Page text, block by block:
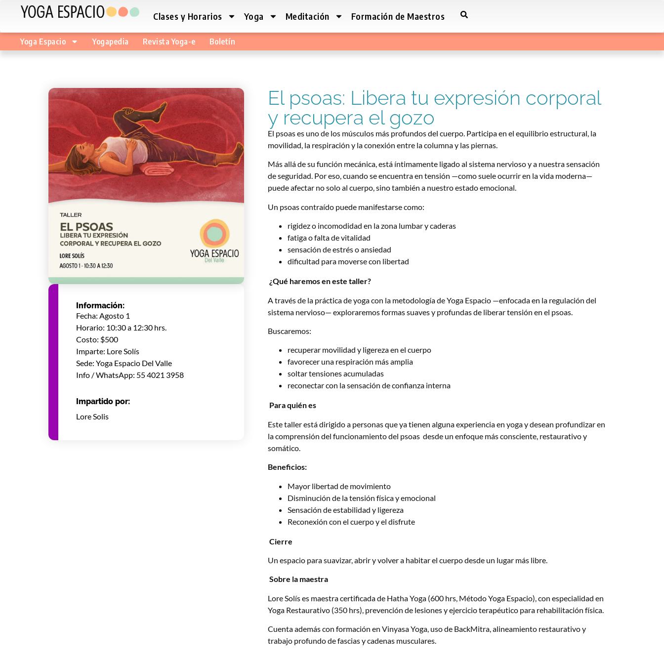
Clases y Horarios Yoga Meditación Formación de Maestros
Yoga Espacio Yogapedia Revista Yoga-e Boletín
Información:
Fecha: Agosto 1
Horario: 10:30 a 12:30 hrs.
Costo: $500
Imparte: Lore Solís
Sede: Yoga Espacio Del Valle
Info / WhatsApp: 55 4021 3958
Impartido por:
Lore Solis
El psoas: Libera tu expresión corporal
y recupera el gozo
El psoas es uno de los músculos más profundos del cuerpo. Participa en el equilibrio estructural, la
movilidad, la respiración y la conexión entre la columna y las piernas.
Más allá de su función mecánica, está íntimamente ligado al sistema nervioso y a nuestra sensación
de seguridad. Por eso, cuando se encuentra en tensión —como suele ocurrir en la vida moderna—
puede afectar no solo al cuerpo, sino también a nuestro estado emocional.
Un psoas contraído puede manifestarse como:
rigidez o incomodidad en la zona lumbar y caderas
fatiga o falta de vitalidad
sensación de estrés o ansiedad
dificultad para moverse con libertad
¿Qué haremos en este taller?
A través de la práctica de yoga con la metodología de Yoga Espacio —enfocada en la regulación del
sistema nervioso— exploraremos formas suaves y profundas de liberar tensión en el psoas.
Buscaremos:
recuperar movilidad y ligereza en el cuerpo
favorecer una respiración más amplia
soltar tensiones acumuladas
reconectar con la sensación de confianza interna
Para quién es
Este taller está dirigido a personas que ya tienen alguna experiencia en yoga y desean profundizar en
la comprensión del funcionamiento del psoas desde un enfoque más consciente, restaurativo y
somático.
Beneficios:
Mayor libertad de movimiento
Disminución de la tensión física y emocional
Sensación de estabilidad y ligereza
Reconexión con el cuerpo y el disfrute
Cierre
Un espacio para suavizar, abrir y volver a habitar el cuerpo desde un lugar más libre.
Sobre la maestra
Lore Solís es maestra certificada de Hatha Yoga (600 hrs, Método Yoga Espacio), con especialidad en
Yoga Restaurativo (350 hrs), prevención de lesiones y ejercicio terapéutico para rehabilitación física.
Cuenta además con formación en Vinyasa Yoga, uso de BackMitra, alineamiento restaurativo y
trabajo profundo de fascias y cadenas musculares.